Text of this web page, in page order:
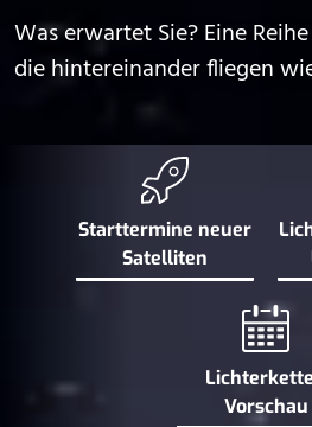
Was erwartet Sie? Eine
die hintereinander fliegen
Starttermine neuer
Satelliten
Vorschau